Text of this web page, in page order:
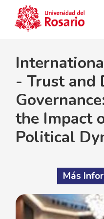
- Trust and
the Impact
Political
Más